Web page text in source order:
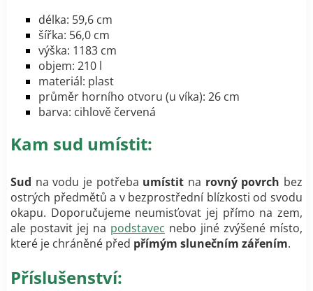
délka: 59,6 cm
šířka: 56,0 cm
výška: 1183 cm
objem: 210 l
materiál: plast
průměr horního otvoru (u víka): 26 cm
barva: cihlově červená
Kam sud umístit:
Sud na vodu je potřeba umístit na rovný povrch bez
ostrých předmětů a v bezprostřední blízkosti od svodu
okapu. Doporučujeme neumisťovat jej přímo na zem,
ale postavit jej na podstavec nebo jiné zvýšené místo,
které je chráněné před přímým slunečním zářením.
Příslušenství: